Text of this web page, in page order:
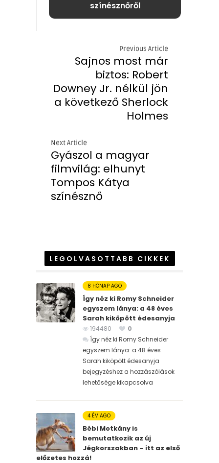
színésznőről
Previous Article
Sajnos most már
biztos: Robert
Downey Jr. nélkül jön
a következő Sherlock
Holmes
Next Article
Gyászol a magyar
filmvilág: elhunyt
Tompos Kátya
színésznő
LEGOLVASOTTABB CIKKEK
8 HÓNAP AGO
Így néz ki Romy Schneider
egyszem lánya: a 48 éves
Sarah kiköpött édesanyja
194480
0
Így néz ki Romy Schneider
egyszem lánya: a 48 éves
Sarah kiköpött édesanyja
bejegyzéshez a hozzászólások
lehetősége kikapcsolva
4 ÉV AGO
Bébi Motkány is
bemutatkozik az új
Jégkorszakban – itt az első
előzetes hozzá!